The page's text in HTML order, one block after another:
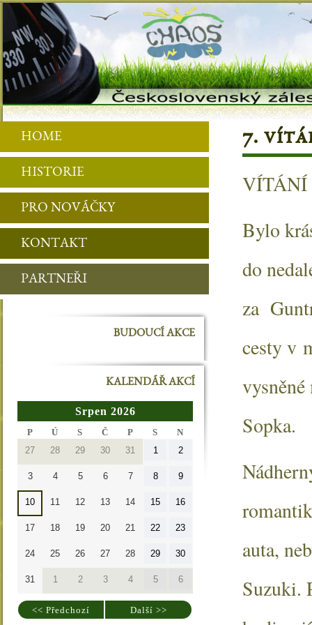
7.
VÍTÁNÍ
Bylo
do
za
cesty v
Sopka.
auta,
Suzuki.
HOME
HISTORIE
PRO NOVÁČKY
KONTAKT
PARTNEŘI
BUDOUCÍ AKCE
KALENDÁŘ AKCÍ
Srpen 2026
PPONDĚLÍ
Ú ÚTERÝ
S STŘEDA
Č ČTVRTEK
PPÁTEK
S SOBOTA
N
27 27.7.2026
28 28.7.2026
29 29.7.2026
30 30.7.2026
31 31.7.2026
1 1.8.2026
2
3 3.8.2026
4 4.8.2026
5 5.8.2026
6 6.8.2026
7 7.8.2026
8 8.8.2026
9
10 10.8.2026
11 11.8.2026
12 12.8.2026
13 13.8.2026
14 14.8.2026
15 15.8.2026
16
17 17.8.2026
18 18.8.2026
19 19.8.2026
20 20.8.2026
21 21.8.2026
22 22.8.2026
23
24 24.8.2026
25 25.8.2026
26 26.8.2026
27 27.8.2026
28 28.8.2026
29 29.8.2026
30
31 31.8.2026
1 1.9.2026
2 2.9.2026
3 3.9.2026
4 4.9.2026
5 5.9.2026
6
<< Předchozí Další >>